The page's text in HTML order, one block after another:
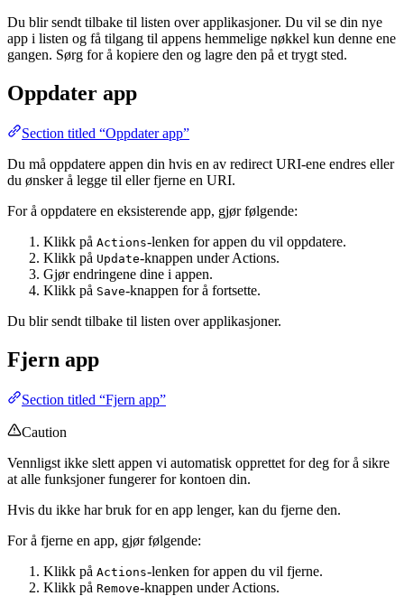
Du blir sendt tilbake til listen over applikasjoner. Du vil se din nye
app i listen og få tilgang til appens hemmelige nøkkel kun denne ene
gangen. Sørg for å kopiere den og lagre den på et trygt sted.
Oppdater app
Section titled “Oppdater app”
Du må oppdatere appen din hvis en av redirect URI-ene endres eller
du ønsker å legge til eller fjerne en URI.
For å oppdatere en eksisterende app, gjør følgende:
Klikk på Actions-lenken for appen du vil oppdatere.
Klikk på Update-knappen under Actions.
Gjør endringene dine i appen.
Klikk på Save-knappen for å fortsette.
Du blir sendt tilbake til listen over applikasjoner.
Fjern app
Section titled “Fjern app”
Caution
Vennligst ikke slett appen vi automatisk opprettet for deg for å sikre
at alle funksjoner fungerer for kontoen din.
Hvis du ikke har bruk for en app lenger, kan du fjerne den.
For å fjerne en app, gjør følgende:
Klikk på Actions-lenken for appen du vil fjerne.
Klikk på Remove-knappen under Actions.